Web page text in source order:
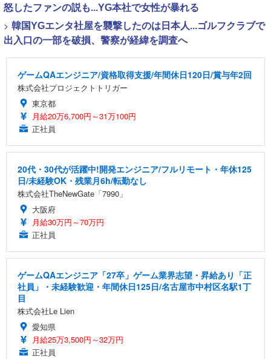
怒したファンの説も...YG本社で女性が暴れる
> 韓国YGエンタ社屋を襲撃したのは日本人...ゴルフクラブで
出入口の一部を破損、警察が経緯を調査へ
ゲームQAエンジニア/資格取得支援/年間休日120日/賞与年2回
株式会社プロジェクトトリガー
東京都
月給20万6,700円～31万100円
正社員
20代・30代が活躍中!開発エンジニア/フルリモート・年休125
日/未経験OK・残業月6h/転勤なし
株式会社TheNewGate「7990」
大阪府
月給30万円～70万円
正社員
ゲームQAエンジニア「27卒」ゲーム業界志望・昇給あり「正
社員」・未経験歓迎・年間休日125日/名古屋市中村区名駅1丁
目
株式会社Le Lien
愛知県
月給25万3,500円～32万円
正社員